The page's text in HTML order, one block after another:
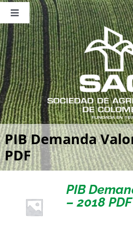
Saltar
contenido
Toggle
Navigation
Nosotros
Publicaciones
Sala de Prensa
Eventos
PIB Demanda
PDF
PIB
– 2018 PDF